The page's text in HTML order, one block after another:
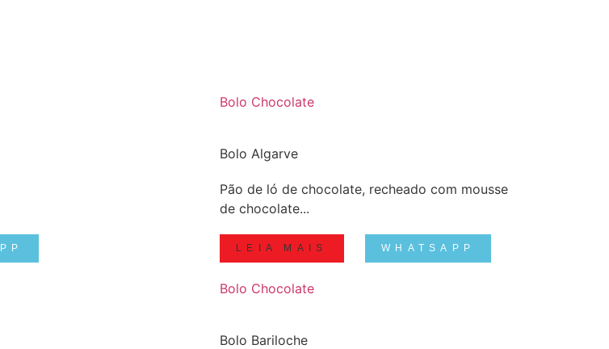
Bolo Chocolate
Bolo Algarve
Pão de ló de chocolate, recheado com mousse
de chocolate...
LEIA MAIS WHATSAPP
Bolo Chocolate
Bolo Bariloche